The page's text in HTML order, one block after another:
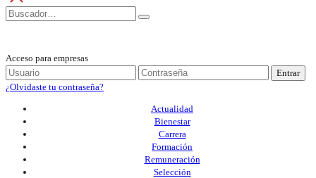
Acceso para empresas
Entrar
¿Olvidaste tu contraseña?
Actualidad
Bienestar
Carrera
Formación
Remuneración
Selección